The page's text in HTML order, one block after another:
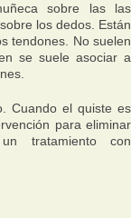
sobre las las
los dedos. Están
tendones. No suelen
se suele asociar a
Cuando el quiste es
para eliminar
tratamiento con